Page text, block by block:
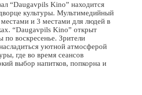
“Daugavpils Kino” находится
культуры. Мультимедийный
и 3 местами для людей в
“Daugavpils Kino” открыт
по воскресенье. Зрители
уютной атмосферой
где во время сеансов
выбор напитков, попкорна и